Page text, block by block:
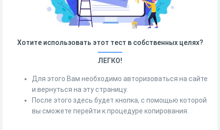
Хотите использовать этот тест в собственных целях?
ЛЕГКО!
Для этого Вам необходимо авторизоваться на сайте
и вернуться на эту страницу.
После этого здесь будет кнопка, с помощью которой
вы сможете перейти к процедуре копирования.